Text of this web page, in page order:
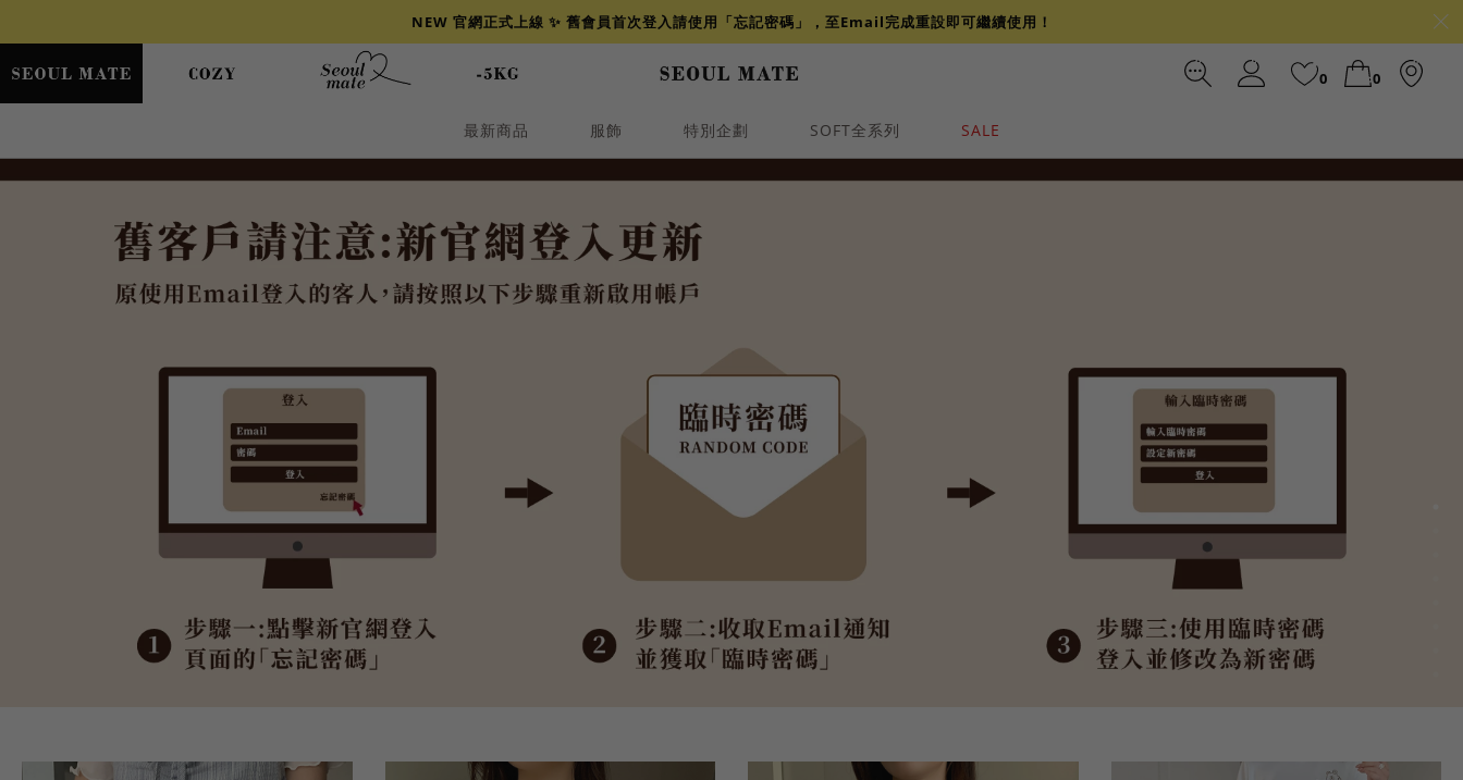
NEW 官網正式上線 ✨ 舊會員首次登入請使用「忘記密碼」，至Email完成重設即可繼續使用！
0 0
最新商品 服飾 特別企劃 SOFT全系列 SALE